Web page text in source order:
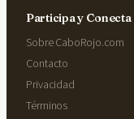
Participa y Conecta
Sobre CaboRojo.com
Contacto
Privacidad
Términos